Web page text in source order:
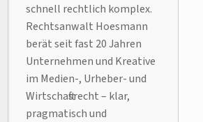
schnell rechtlich komplex.
Rechtsanwalt Hoesmann
berät seit fast 20 Jahren
Unternehmen und Kreative
im Medien-, Urheber- und
Wirtschaftsrecht – klar,
pragmatisch und